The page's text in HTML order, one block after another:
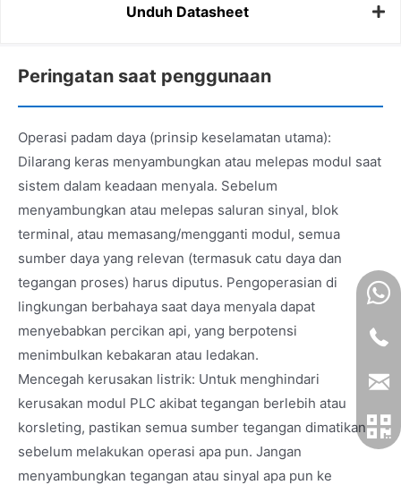
Unduh Datasheet
Peringatan saat penggunaan
Operasi padam daya (prinsip keselamatan utama):
Dilarang keras menyambungkan atau melepas modul saat
sistem dalam keadaan menyala. Sebelum
menyambungkan atau melepas saluran sinyal, blok
terminal, atau memasang/mengganti modul, semua
sumber daya yang relevan (termasuk catu daya dan
tegangan proses) harus diputus. Pengoperasian di
lingkungan berbahaya saat daya menyala dapat
menyebabkan percikan api, yang berpotensi
menimbulkan kebakaran atau ledakan.
Mencegah kerusakan listrik: Untuk menghindari
kerusakan modul PLC akibat tegangan berlebih atau
korsleting, pastikan semua sumber tegangan dimatikan
sebelum melakukan operasi apa pun. Jangan
menyambungkan tegangan atau sinyal apa pun ke